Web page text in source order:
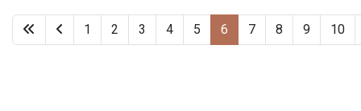
1 2 3 4 5 6 7 8 9 10